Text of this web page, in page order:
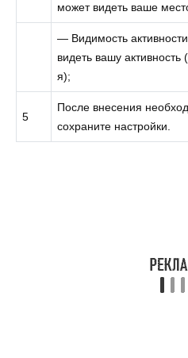
может видеть ваше
— Видимость
видеть вашу активность
я);
5
После внесения
сохраните настройки.